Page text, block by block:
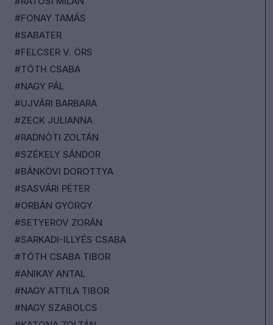
#FONAY TAMÁS
#SABATER
#FELCSER V. ÖRS
#TÓTH CSABA
#NAGY PÁL
#UJVÁRI BARBARA
#ZECK JULIANNA
#RADNÓTI ZOLTÁN
#SZÉKELY SÁNDOR
#BÁNKÖVI DOROTTYA
#SASVÁRI PÉTER
#ORBÁN GYÖRGY
#SETYEROV ZORÁN
#SARKADI-ILLYÉS CSABA
#TÓTH CSABA TIBOR
#ANIKAY ANTAL
#NAGY ATTILA TIBOR
#NAGY SZABOLCS